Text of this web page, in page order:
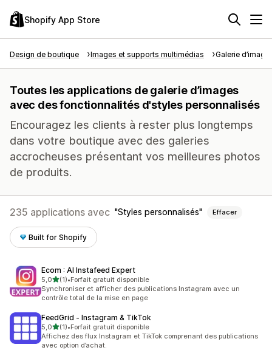
Shopify App Store
Design de boutique Images et supports multimédias Galerie
Toutes les applications de galerie d’images
avec des fonctionnalités d'styles personnalisés
Encouragez les clients à rester plus longtemps
dans votre boutique avec des galeries
accrocheuses présentant vos meilleures photos
de produits.
235 applications avec Styles personnalisés Effacer
Built for Shopify
Ecom : AI Instafeed Expert
5,0étoile(s) sur 5
(1)
1 avis au total
•Forfait gratuit disponible
Synchroniser et afficher des publications Instagram avec un
contrôle total de la mise en page
FeedGrid ‑ Instagram & TikTok
5,0étoile(s) sur 5
(1)
1 avis au total
•Forfait gratuit disponible
Affichez des flux Instagram et TikTok comprenant des publications
avec option d’achat.